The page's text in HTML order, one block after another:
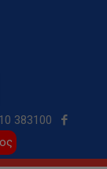
383100